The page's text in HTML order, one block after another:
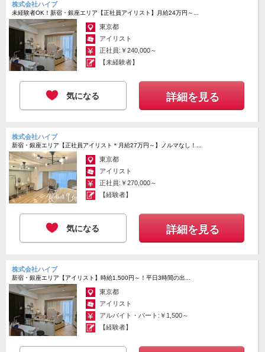
応募画面へ進む
「簡単応募」3分でサクッと完了
株式会社ハイブ
未経験者OK！新宿・銀座エリア【正社員アイリスト】月給24万円～...
東京都
アイリスト
正社員:￥240,000～
【未経験者】
気になる 詳細を見る
株式会社ハイブ
新宿・銀座エリア【正社員アイリスト＊月給27万円～】ノルマなし！...
東京都
アイリスト
正社員:￥270,000～
【経験者】
気になる 詳細を見る
株式会社ハイブ
新宿・銀座エリア【アイリスト】時給1,500円～！平日3時間の出...
東京都
アイリスト
アルバイト・パート:￥1,500～
【経験者】